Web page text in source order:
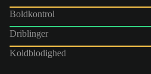
Boldkontrol
Driblinger
Koldblodighed